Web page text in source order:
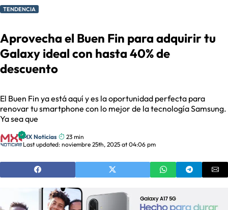
TENDENCIA
Aprovecha el Buen Fin para adquirir tu
Galaxy ideal con hasta 40% de
descuento
El Buen Fin ya está aquí y es la oportunidad perfecta para
renovar tu smartphone con lo mejor de la tecnología Samsung.
Ya sea que
MX Noticias
23 min
Last updated: noviembre 25th, 2025 at 04:06 pm